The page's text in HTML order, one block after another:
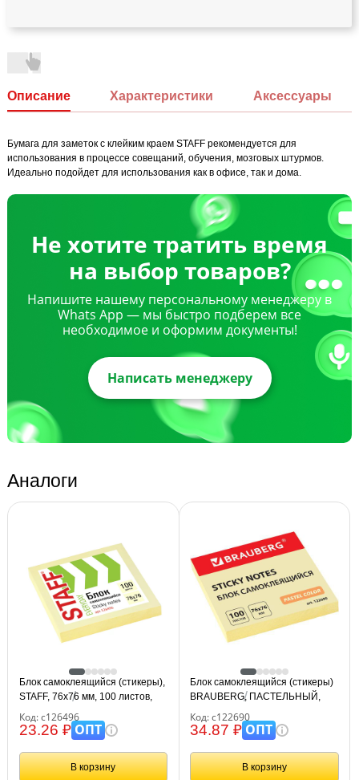
Описание Характеристики Аксессуары
Бумага для заметок с клейким краем STAFF рекомендуется для
использования в процессе совещаний, обучения, мозговых штурмов.
Идеально подойдет для использования как в офисе, так и дома.
Не хотите тратить время
на выбор товаров?
Напишите нашему персональному менеджеру в
Whats App — мы быстро подберем все
необходимое и оформим документы!
Написать менеджеру
Аналоги
Блок самоклеящийся (стикеры),
STAFF, 76х76 мм, 100 листов,
Код: с126496
23.26 ₽ОПТ
В корзину
Блок самоклеящийся (стикеры)
BRAUBERG, ПАСТЕЛЬНЫЙ,
122690
Код: с122690
34.87 ₽ОПТ
В корзину